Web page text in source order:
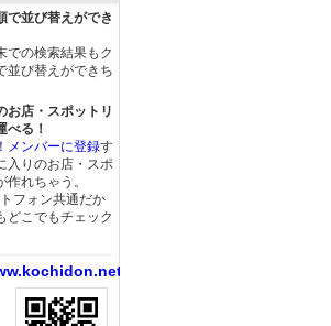
で並び替えができ
での検索結果もク
並び替えができち
お店・スポットリ
べる！
メンバーに登録す
入りのお店・スポ
作れちゃう。
フォン共通だか
どこでもチェック